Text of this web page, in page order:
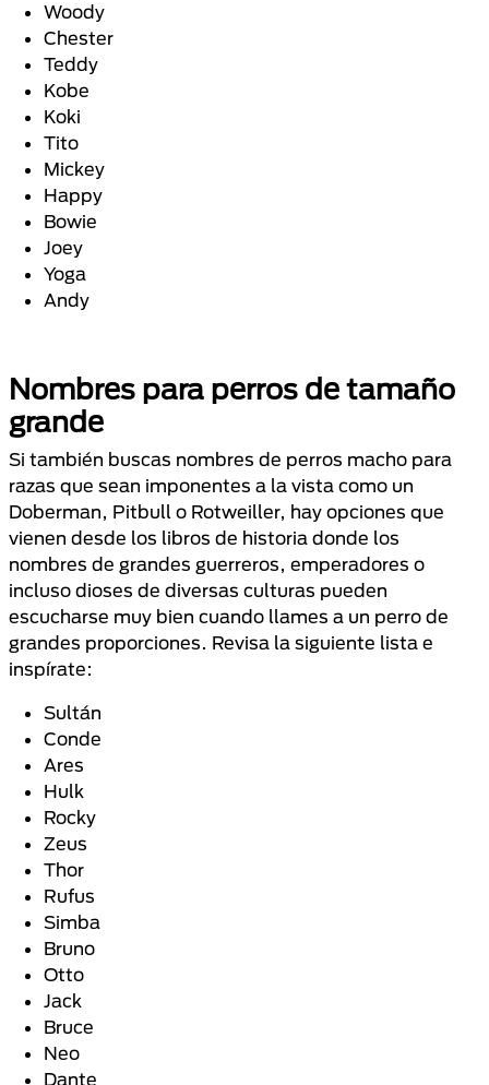
Woody
Chester
Teddy
Kobe
Koki
Tito
Mickey
Happy
Bowie
Joey
Yoga
Andy
Nombres para perros de tamaño
grande
Si también buscas nombres de perros macho para
razas que sean imponentes a la vista como un
Doberman, Pitbull o Rotweiller, hay opciones que
vienen desde los libros de historia donde los
nombres de grandes guerreros, emperadores o
incluso dioses de diversas culturas pueden
escucharse muy bien cuando llames a un perro de
grandes proporciones. Revisa la siguiente lista e
inspírate:
Sultán
Conde
Ares
Hulk
Rocky
Zeus
Thor
Rufus
Simba
Bruno
Otto
Jack
Bruce
Neo
Dante